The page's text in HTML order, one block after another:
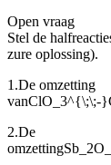
De uitleg
Afspelen
Open vraag
Stel de
zure oplossing).
1.De omzetting
vanClO_3^{\;\;-
2.De
omzetting